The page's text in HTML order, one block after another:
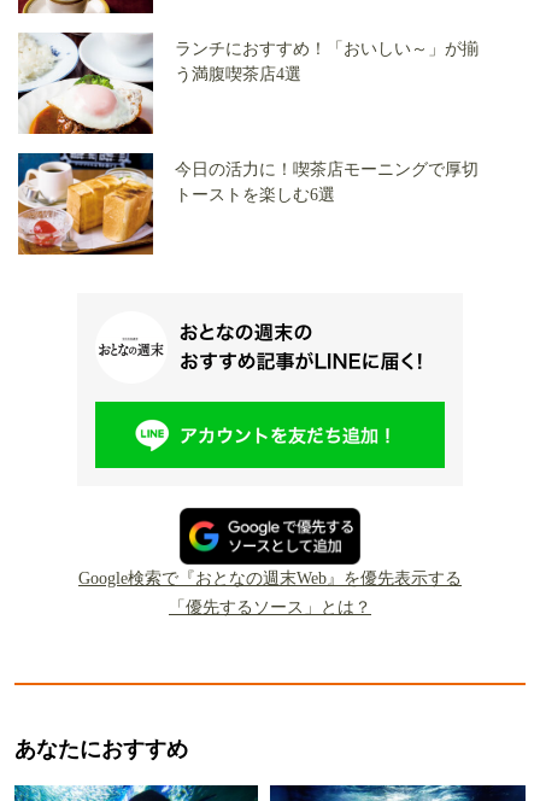
ランチにおすすめ！「おいしい～」が揃
う満腹喫茶店4選
今日の活力に！喫茶店モーニングで厚切
トーストを楽しむ6選
Google検索で『おとなの週末Web』を優先表示する
「優先するソース」とは？
あなたにおすすめ